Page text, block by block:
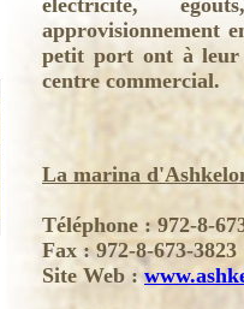
électricité,
approvisionnement
petit port ont à leur
centre commercial.
La marina
Téléphone : 972-8-
Fax : 972-8-673-3823
Site Web :